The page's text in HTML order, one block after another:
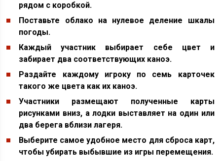
рядом с коробкой.
Поставьте облако на нулевое деление шкалы
погоды.
Каждый участник выбирает себе цвет и
забирает два соответствующих каноэ.
Раздайте каждому игроку по семь карточек
такого же цвета как их каноэ.
Участники размещают полученные карты
рисунками вниз, а лодки выставляет на один или
два берега вблизи лагеря.
Выберите самое удобное место для сброса карт,
чтобы убирать выбывшие из игры перемещения.